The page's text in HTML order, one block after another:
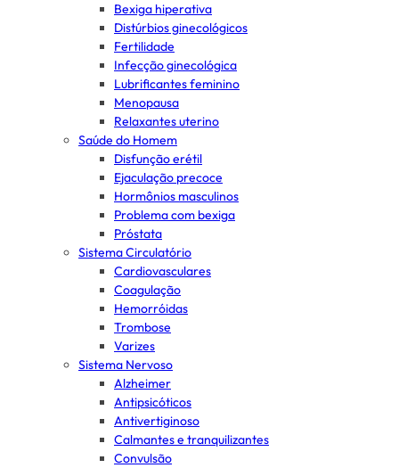
Bexiga hiperativa
Distúrbios ginecológicos
Fertilidade
Infecção ginecológica
Lubrificantes feminino
Menopausa
Relaxantes uterino
Saúde do Homem
Disfunção erétil
Ejaculação precoce
Hormônios masculinos
Problema com bexiga
Próstata
Sistema Circulatório
Cardiovasculares
Coagulação
Hemorróidas
Trombose
Varizes
Sistema Nervoso
Alzheimer
Antipsicóticos
Antivertiginoso
Calmantes e tranquilizantes
Convulsão